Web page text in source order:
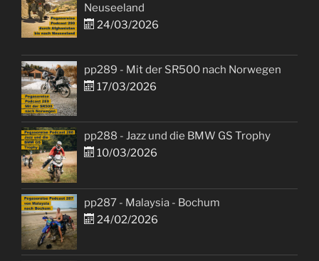
Neuseeland
24/03/2026
pp289 - Mit der SR500 nach Norwegen
17/03/2026
pp288 - Jazz und die BMW GS Trophy
10/03/2026
pp287 - Malaysia - Bochum
24/02/2026